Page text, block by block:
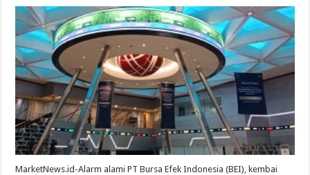
MarketNews.id-Alarm alami PT Bursa Efek Indonesia (BEI), kembai